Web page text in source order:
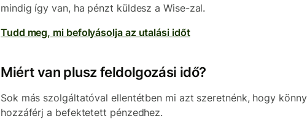
mindig így van, ha pénzt küldesz a Wise-zal.
Tudd meg, mi befolyásolja az utalási időt
Miért van plusz feldolgozási idő?
Sok más szolgáltatóval ellentétben mi azt szeretnénk, hogy
hozzáférj a befektetett pénzedhez.